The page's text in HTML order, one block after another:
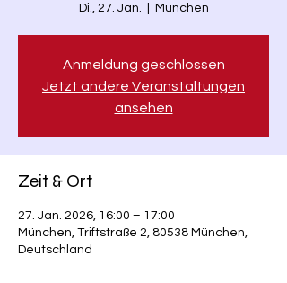
Di., 27. Jan. München
Anmeldung geschlossen
Jetzt andere Veranstaltungen
ansehen
Zeit & Ort
27. Jan. 2026, 16:00 – 17:00
München, Triftstraße 2, 80538 München,
Deutschland